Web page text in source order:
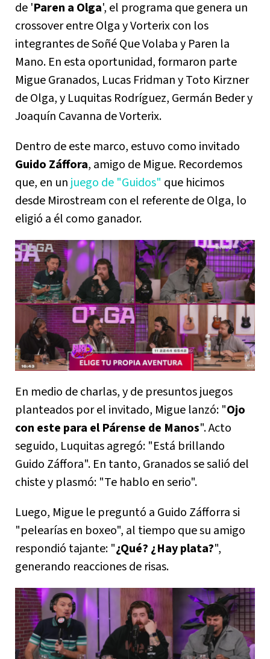
de 'Paren a Olga', el programa que genera un
crossover entre Olga y Vorterix con los
integrantes de Soñé Que Volaba y Paren la
Mano. En esta oportunidad, formaron parte
Migue Granados, Lucas Fridman y Toto Kirzner
de Olga, y Luquitas Rodríguez, Germán Beder y
Joaquín Cavanna de Vorterix.
Dentro de este marco, estuvo como invitado
Guido Záffora, amigo de Migue. Recordemos
que, en un juego de "Guidos" que hicimos
desde Mirostream con el referente de Olga, lo
eligió a él como ganador.
En medio de charlas, y de presuntos juegos
planteados por el invitado, Migue lanzó: "Ojo
con este para el Párense de Manos". Acto
seguido, Luquitas agregó: "Está brillando
Guido Záffora". En tanto, Granados se salió del
chiste y plasmó: "Te hablo en serio".
Luego, Migue le preguntó a Guido Záfforra si
"pelearías en boxeo", al tiempo que su amigo
respondió tajante: "¿Qué? ¿Hay plata?",
generando reacciones de risas.